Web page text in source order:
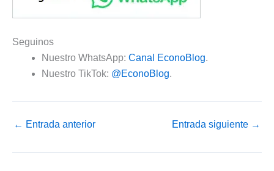
Seguinos
Nuestro WhatsApp: Canal EconoBlog.
Nuestro TikTok: @EconoBlog.
← Entrada anterior Entrada siguiente →